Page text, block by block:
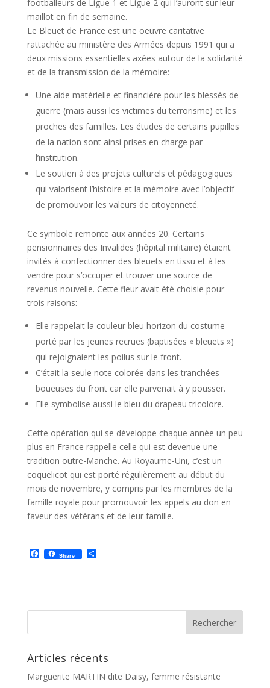
footballeurs de Ligue 1 et Ligue 2 qui l’auront sur leur
maillot en fin de semaine.
Le Bleuet de France est une oeuvre caritative
rattachée au ministère des Armées depuis 1991 qui a
deux missions essentielles axées autour de la solidarité
et de la transmission de la mémoire:
Une aide matérielle et financière pour les blessés de
guerre (mais aussi les victimes du terrorisme) et les
proches des familles. Les études de certains pupilles
de la nation sont ainsi prises en charge par
l’institution.
Le soutien à des projets culturels et pédagogiques
qui valorisent l’histoire et la mémoire avec l’objectif
de promouvoir les valeurs de citoyenneté.
Ce symbole remonte aux années 20. Certains
pensionnaires des Invalides (hôpital militaire) étaient
invités à confectionner des bleuets en tissu et à les
vendre pour s’occuper et trouver une source de
revenus nouvelle. Cette fleur avait été choisie pour
trois raisons:
Elle rappelait la couleur bleu horizon du costume
porté par les jeunes recrues (baptisées « bleuets »)
qui rejoignaient les poilus sur le front.
C’était la seule note colorée dans les tranchées
boueuses du front car elle parvenait à y pousser.
Elle symbolise aussi le bleu du drapeau tricolore.
Cette opération qui se développe chaque année un peu
plus en France rappelle celle qui est devenue une
tradition outre-Manche. Au Royaume-Uni, c’est un
coquelicot qui est porté régulièrement au début du
mois de novembre, y compris par les membres de la
famille royale pour promouvoir les appels au don en
faveur des vétérans et de leur famille.
F
a
o
Share P
e
Articles récents
Marguerite MARTIN dite Daisy, femme résistante